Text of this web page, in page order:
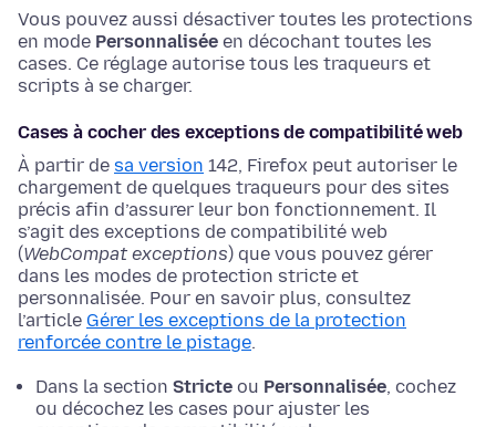
Vous pouvez aussi désactiver toutes les protections
en mode Personnalisée en décochant toutes les
cases. Ce réglage autorise tous les traqueurs et
scripts à se charger.
Cases à cocher des exceptions de compatibilité web
À partir de sa version 142, Firefox peut autoriser le
chargement de quelques traqueurs pour des sites
précis afin d’assurer leur bon fonctionnement. Il
s’agit des exceptions de compatibilité web
(WebCompat exceptions) que vous pouvez gérer
dans les modes de protection stricte et
personnalisée. Pour en savoir plus, consultez
l’article Gérer les exceptions de la protection
renforcée contre le pistage.
Dans la section Stricte ou Personnalisée, cochez
ou décochez les cases pour ajuster les